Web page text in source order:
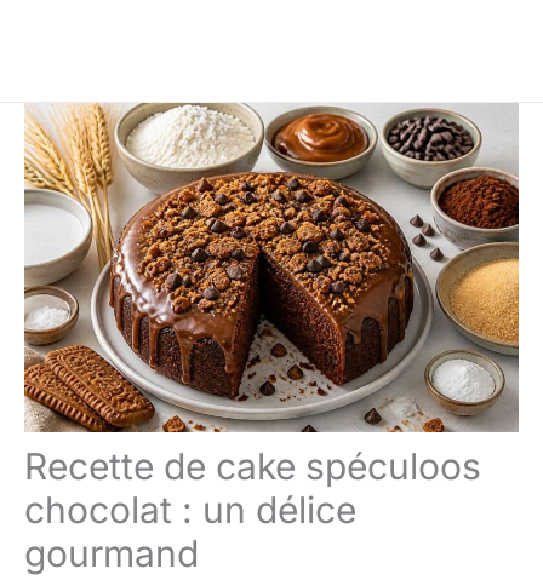
Recette de cake spéculoos
chocolat : un délice
gourmand